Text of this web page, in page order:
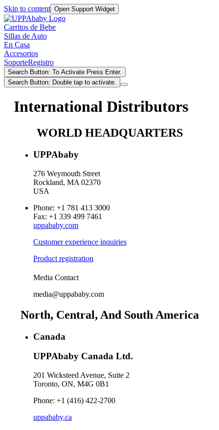
Skip to content Open Support Widget
Carritos de Bebe
Sillas de Auto
En Casa
Accesorios
SoporteRegistro
Search Button: To Activate Press Enter.
Search Button: Double tap to activate.
International Distributors
WORLD HEADQUARTERS
UPPAbaby
276 Weymouth Street
Rockland, MA 02370
USA
Phone: +1 781 413 3000
Fax: +1 339 499 7461
uppababy.com
Customer experience inquiries
Product registration
Media Contact
media@uppababy.com
North, Central, And South America
Canada
UPPAbaby Canada Ltd.
201 Wicksteed Avenue, Suite 2
Toronto, ON, M4G 0B1
Phone: +1 (416) 422-2700
uppababy.ca